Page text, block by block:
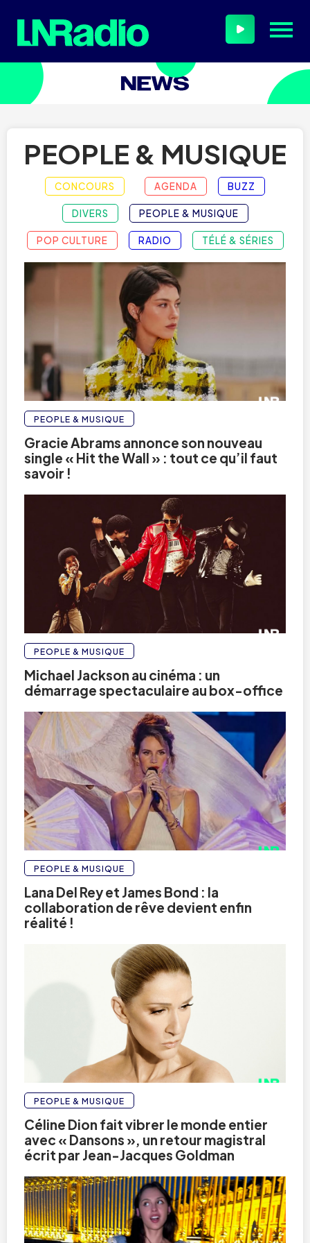
PEOPLE & MUSIQUE
CONCOURS AGENDA BUZZ
DIVERS PEOPLE & MUSIQUE
POP CULTURE RADIO TÉLÉ & SÉRIES
PEOPLE & MUSIQUE
Gracie Abrams annonce son nouveau
single « Hit the Wall » : tout ce qu’il faut
savoir !
PEOPLE & MUSIQUE
Michael Jackson au cinéma : un
démarrage spectaculaire au box-office
PEOPLE & MUSIQUE
Lana Del Rey et James Bond : la
collaboration de rêve devient enfin
réalité !
PEOPLE & MUSIQUE
Céline Dion fait vibrer le monde entier
avec « Dansons », un retour magistral
écrit par Jean-Jacques Goldman